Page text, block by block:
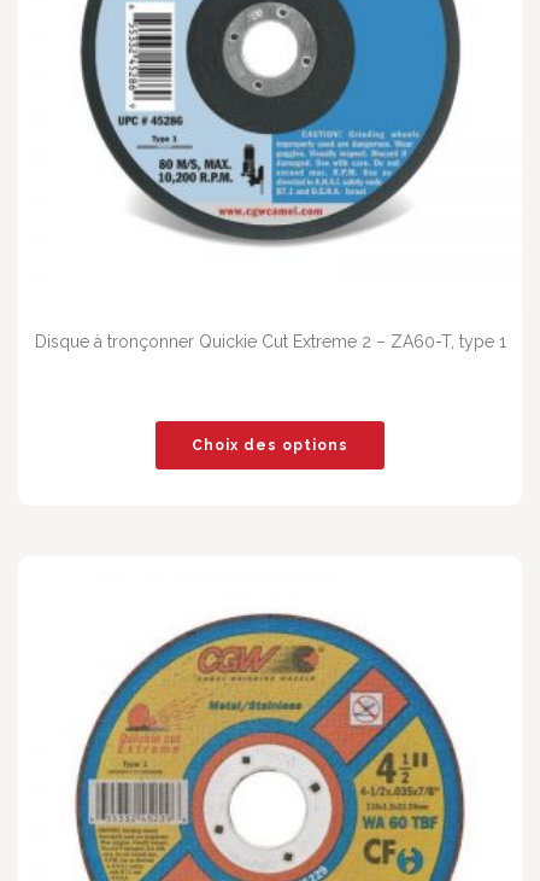
Disque à tronçonner Quickie Cut Extreme 2 – ZA60-T, type 1
Choix des options